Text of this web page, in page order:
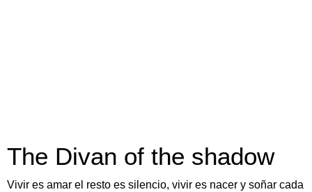
The Divan of the shadow
Vivir es amar el resto es silencio, vivir es nacer y soñar cada